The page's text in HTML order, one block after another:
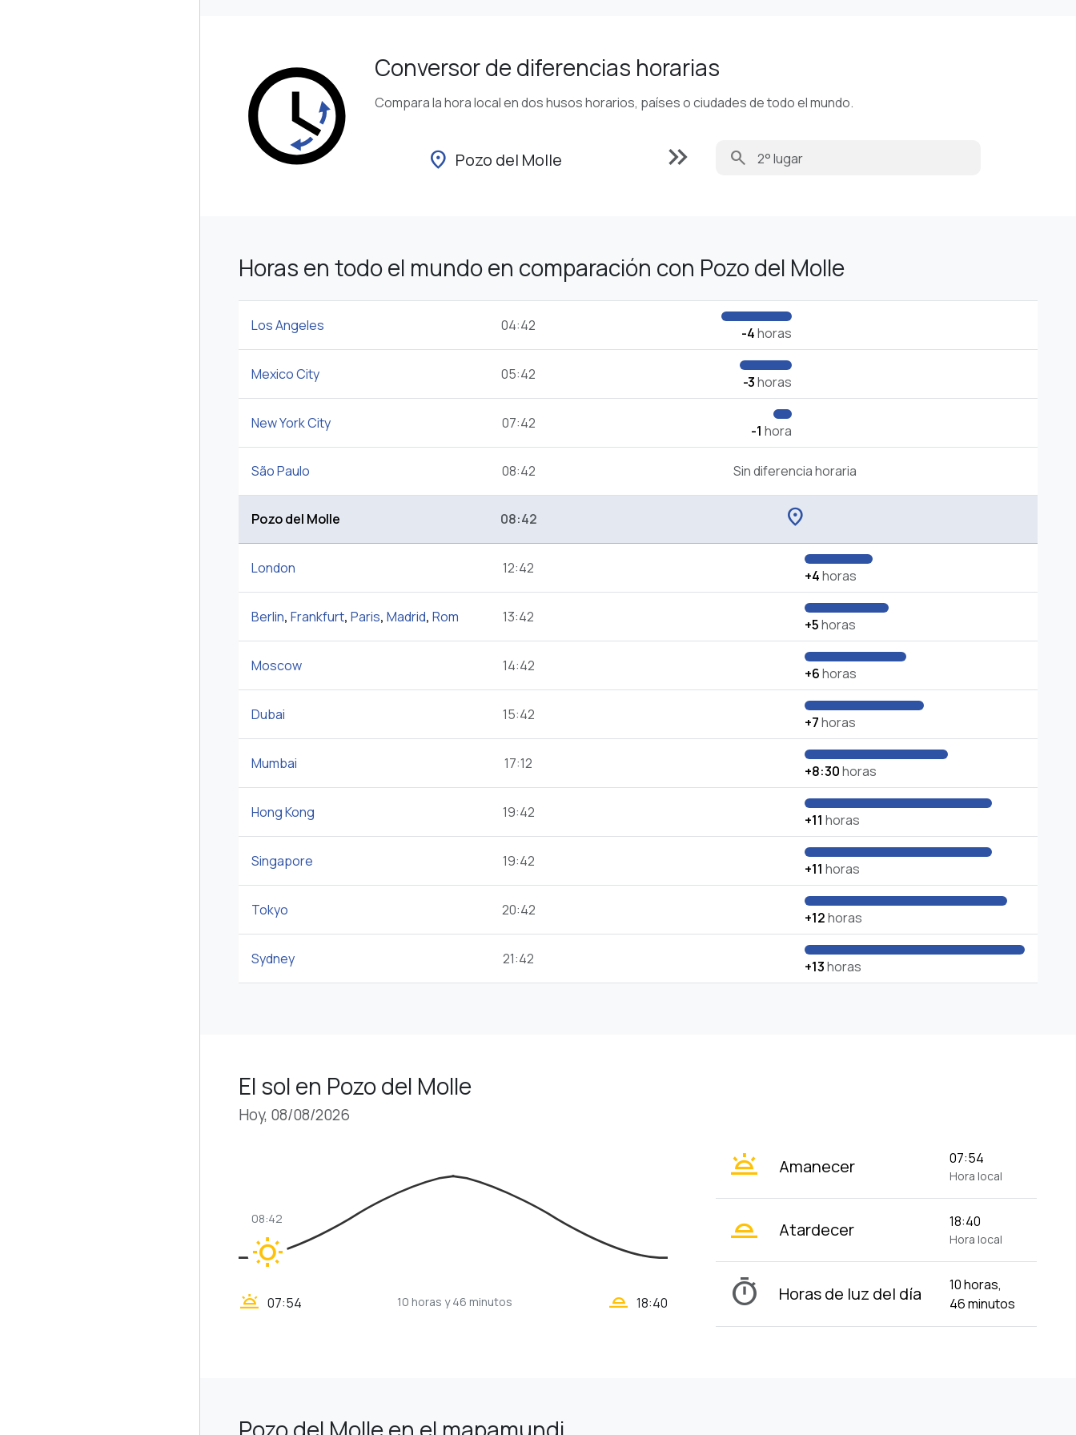
Conversor de diferencias horarias
Compara la hora local en dos husos horarios, países o ciudades de todo el mundo.
location_on Pozo del Molle keyboard_double_arrow_right search
Horas en todo el mundo en comparación con Pozo del Molle
Los Angeles 04:42 -4horas
Mexico City 05:42 -3horas
New York City 07:42 -1 hora
São Paulo 08:42 Sin diferencia horaria
Pozo del Molle 08:42 location_on
London 12:42 +4horas
Berlin, Frankfurt, Paris, Madrid, Rom 13:42 +5horas
Moscow 14:42 +6horas
Dubai 15:42 +7horas
Mumbai 17:12 +8:30horas
Hong Kong 19:42 +11 horas
Singapore 19:42 +11 horas
Tokyo 20:42 +12horas
Sydney 21:42 +13horas
El sol en Pozo del Molle
Hoy, 08/08/2026
wb_sunny
08:42
wb_twilight 07:54 10 horas y 46 minutos wb_twilight_2 18:40
wb_twilight Amanecer 07:54
Hora local
wb_twilight_2 Atardecer 18:40
Hora local
timer Horas de luz del día
10 horas,
46 minutos